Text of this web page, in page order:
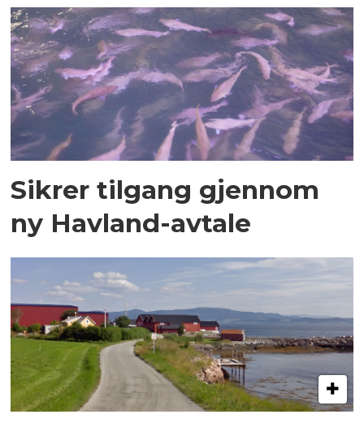
Sikrer tilgang gjennom
ny Havland-avtale